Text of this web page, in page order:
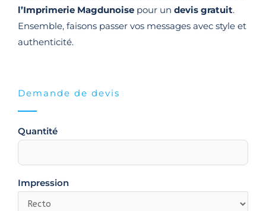
l’Imprimerie Magdunoise pour un devis gratuit.
Ensemble, faisons passer vos messages avec style et
authenticité.
Demande de devis
Quantité
Impression